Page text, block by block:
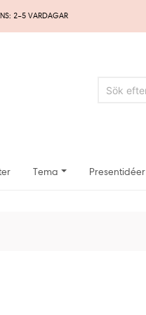
2–5 VARDAGAR
Tema Presentidéer